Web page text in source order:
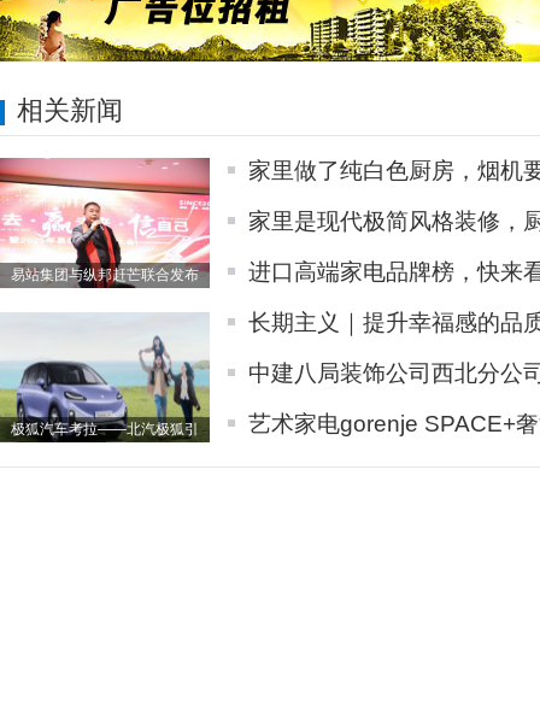
相关新闻
易站集团与纵邦赶芒联合发布
极狐汽车考拉——北汽极狐引
家里做了纯白色厨房，烟机
家里是现代极简风格装修，
进口高端家电品牌榜，快来
长期主义｜提升幸福感的品
中建八局装饰公司西北分公
艺术家电gorenje SPACE+